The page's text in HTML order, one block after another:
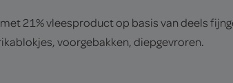
21% vleesproduct op basis van deels
voorgebakken, diepgevroren.